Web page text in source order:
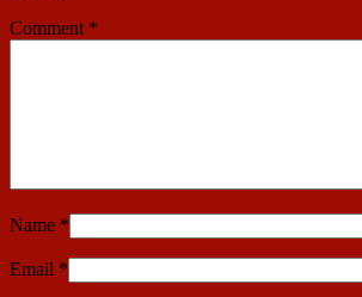
Comment *
Name *
Email *